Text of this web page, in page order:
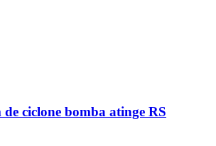
ciclone bomba atinge RS